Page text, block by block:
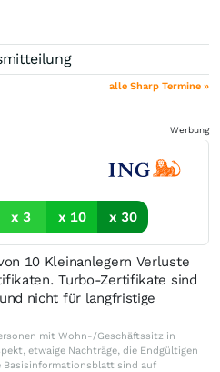
alle Sharp Termine »
Werbung
x 3 x 10 x 30
10 Kleinanlegern Verluste
Turbo-Zertifikate sind
nicht für langfristige
mit Wohn-/Geschäftssitz in
etwaige Nachträge, die Endgültigen
Basisinformationsblatt sind auf